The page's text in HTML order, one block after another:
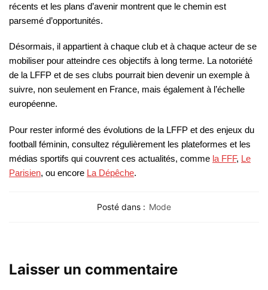
récents et les plans d’avenir montrent que le chemin est
parsemé d’opportunités.
Désormais, il appartient à chaque club et à chaque acteur de se
mobiliser pour atteindre ces objectifs à long terme. La notoriété
de la LFFP et de ses clubs pourrait bien devenir un exemple à
suivre, non seulement en France, mais également à l’échelle
européenne.
Pour rester informé des évolutions de la LFFP et des enjeux du
football féminin, consultez régulièrement les plateformes et les
médias sportifs qui couvrent ces actualités, comme la FFF, Le
Parisien, ou encore La Dépêche.
Posté dans : Mode
Laisser un commentaire